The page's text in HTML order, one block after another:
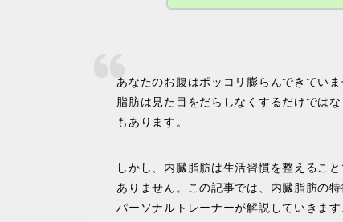
あなたのお腹はポッコリ膨らんできてい
脂肪は見た目をだらしなくするだけでは
もあります。
しかし、内臓脂肪は生活習慣を整えるこ
ありません。この記事では、 内臓脂肪の
パーソナルトレーナーが解説していきます